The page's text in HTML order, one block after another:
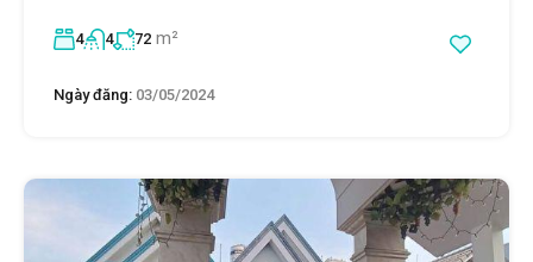
4 4 72 m²
Ngày đăng: 03/05/2024